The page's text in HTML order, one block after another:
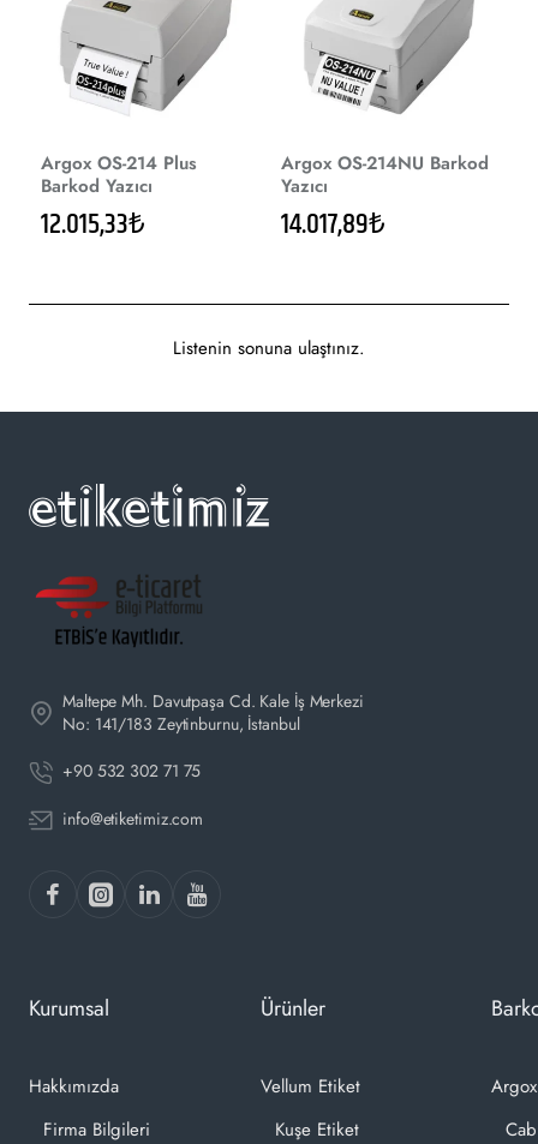
Argox OS-214 Plus
Barkod Yazıcı
12.015,33₺
Argox OS-214NU Barkod
Yazıcı
14.017,89₺
Listenin sonuna ulaştınız.
Maltepe Mh. Davutpaşa Cd. Kale İş Merkezi
No: 141/183 Zeytinburnu, İstanbul
+90 532 302 71 75
info@etiketimiz.com
Kurumsal
Hakkımızda
Firma Bilgileri
Ürünler
Vellum Etiket
Kuşe Etiket